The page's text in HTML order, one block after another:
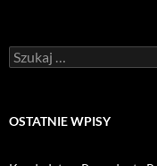
Szukaj:
OSTATNIE WPISY